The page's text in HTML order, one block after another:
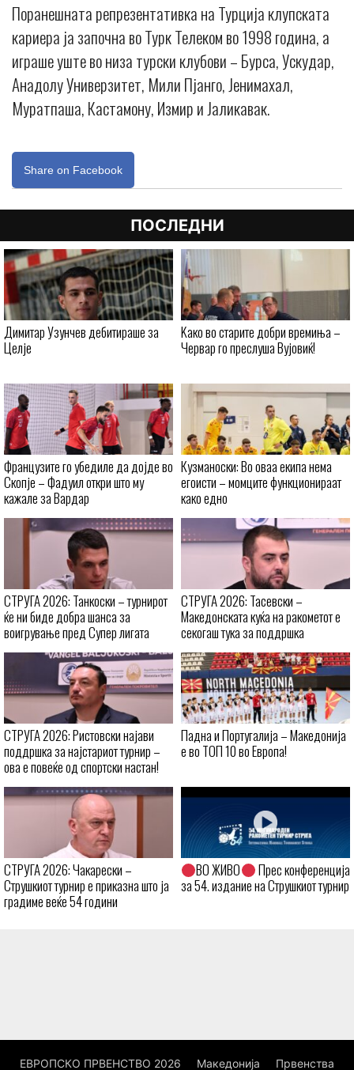
Поранешната репрезентативка на Турција клупската
кариера ја започна во Турк Телеком во 1998 година, а
играше уште во низа турски клубови – Бурса, Ускудар,
Анадолу Универзитет, Мили Пјанго, Јенимахал,
Муратпаша, Кастамону, Измир и Јаликавак.
Share on Facebook
ПОСЛЕДНИ
Димитар Узунчев дебитираше за
Целје
Kaко во старите добри времиња –
Червар го преслуша Вујовиќ!
Французите го убедиле да дојде во
Скопје – Фадуил откри што му
кажале за Вардар
Кузманоски: Во оваа екипа нема
егоисти – момците функционираат
како едно
СТРУГА 2026: Танкоски – турнирот
ќе ни биде добра шанса за
воигрување пред Супер лигата
СТРУГА 2026: Тасевски –
Македонската куќа на ракометот е
секогаш тука за поддршка
СТРУГА 2026: Ристовски најави
поддршка за најстариот турнир –
ова е повеќе од спортски настан!
Падна и Португалија – Македонија
е во ТОП 10 во Европа!
СТРУГА 2026: Чакарески –
Струшкиот турнир е приказна што ја
градиме веќе 54 години
ВО ЖИВО
Прес конференција
за 54. издание на Струшкиот турнир
ЕВРОПСКО ПРВЕНСТВО 2026 Македонија Првенства